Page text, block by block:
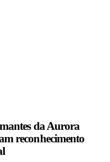
da Aurora
reconhecimento